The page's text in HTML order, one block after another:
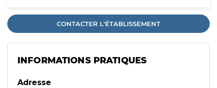
CONTACTER L'ÉTABLISSEMENT
INFORMATIONS PRATIQUES
Adresse